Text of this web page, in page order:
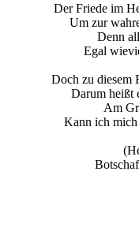
Der Friede im
Um zur
Denn
Egal
Doch zu diesem
Darum heißt
Am
Kann ich mich